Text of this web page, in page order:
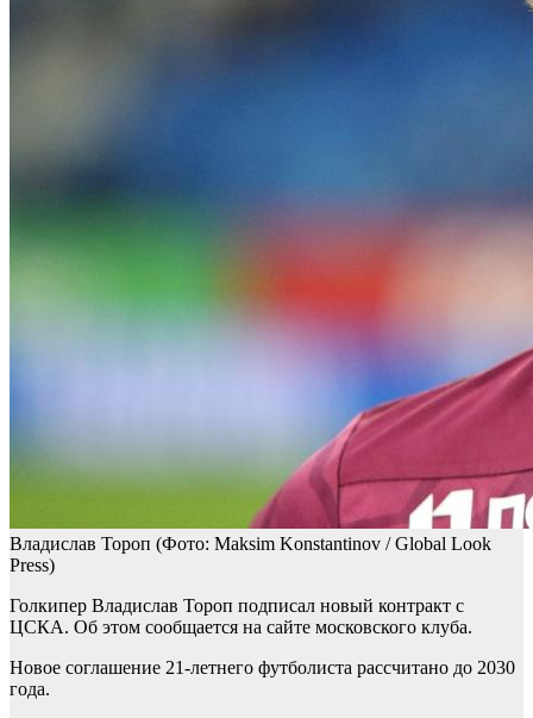
Владислав Тороп (Фото: Maksim Konstantinov / Global Look
Press)
Голкипер Владислав Тороп подписал новый контракт с
ЦСКА. Об этом сообщается на сайте московского клуба.
Новое соглашение 21-летнего футболиста рассчитано до 2030
года.